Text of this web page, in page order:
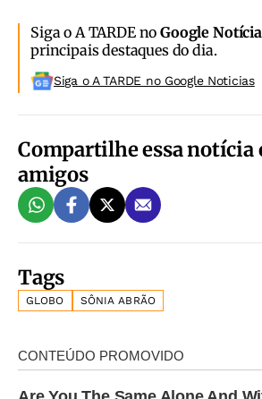
Siga o A TARDE noGoogle
principais destaques do dia.
Siga o A TARDE no Google Noticias
Compartilhe essa notícia
amigos
Tags
GLOBO SÔNIA ABRÃO